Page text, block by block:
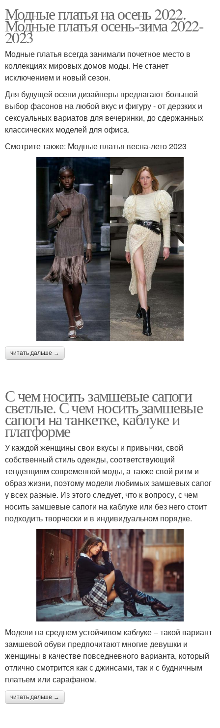
Модные платья на осень 2022.
Модные платья осень-зима 2022-
2023
Модные платья всегда занимали почетное место в
коллекциях мировых домов моды. Не станет
исключением и новый сезон.
Для будущей осени дизайнеры предлагают большой
выбор фасонов на любой вкус и фигуру - от дерзких и
сексуальных вариатов для вечеринки, до сдержанных
классических моделей для офиса.
Смотрите также: Модные платья весна-лето 2023
читать дальше →
С чем носить замшевые сапоги
светлые. С чем носить замшевые
сапоги на танкетке, каблуке и
платформе
У каждой женщины свои вкусы и привычки, свой
собственный стиль одежды, соответствующий
тенденциям современной моды, а также свой ритм и
образ жизни, поэтому модели любимых замшевых сапог
у всех разные. Из этого следует, что к вопросу, с чем
носить замшевые сапоги на каблуке или без него стоит
подходить творчески и в индивидуальном порядке.
Модели на среднем устойчивом каблуке – такой вариант
замшевой обуви предпочитают многие девушки и
женщины в качестве повседневного варианта, который
отлично смотрится как с джинсами, так и с будничным
платьем или сарафаном.
читать дальше →